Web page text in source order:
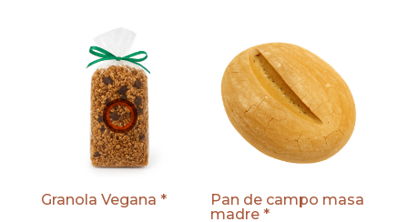
Granola Vegana *
Pan de campo masa
madre *